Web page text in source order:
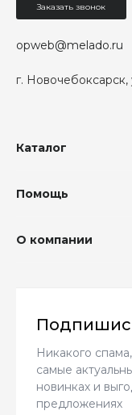
г.
opweb@melado.ru
Заказать звонок
Каталог
Помощь
О компании
Никакого
самые
новинках и
предложениях